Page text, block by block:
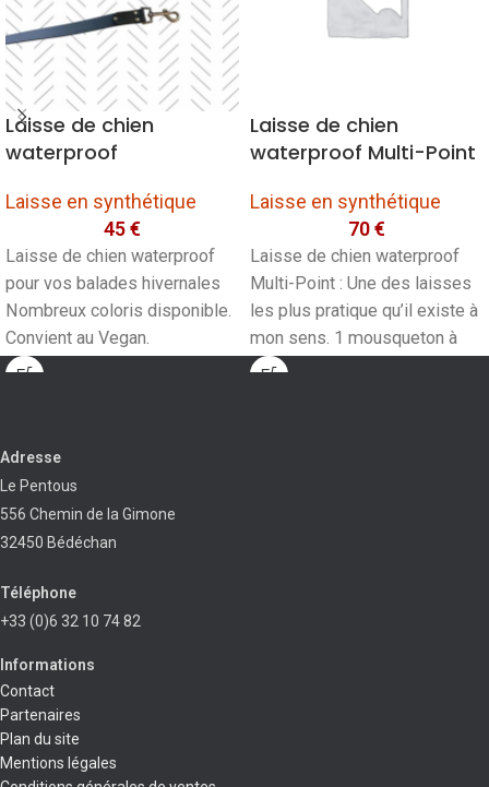
Laisse de chien
waterproof
Laisse en synthétique
45€
Laisse de chien waterproof
pour vos balades hivernales
Nombreux coloris disponible.
Convient au Vegan.
Laisse de chien
waterproof Multi-Point
Laisse en synthétique
70€
Laisse de chien waterproof
Multi-Point : Une des laisses
les plus pratique qu’il existe à
mon sens. 1 mousqueton à
Adresse
Le Pentous
556 Chemin de la Gimone
32450 Bédéchan
Téléphone
+33 (0)6 32 10 74 82
Informations
Contact
Partenaires
Plan du site
Mentions légales